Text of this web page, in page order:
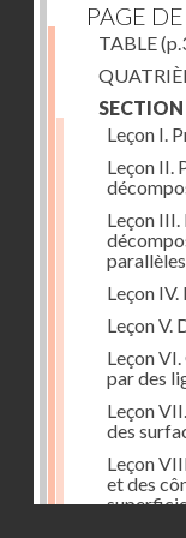
PAGE
TABLE
Leçon I.
Leçon II.
Leçon
parallèles
Leçon IV.
Leçon V.
Leçon
par des
Leçon
des
Leçon
et des